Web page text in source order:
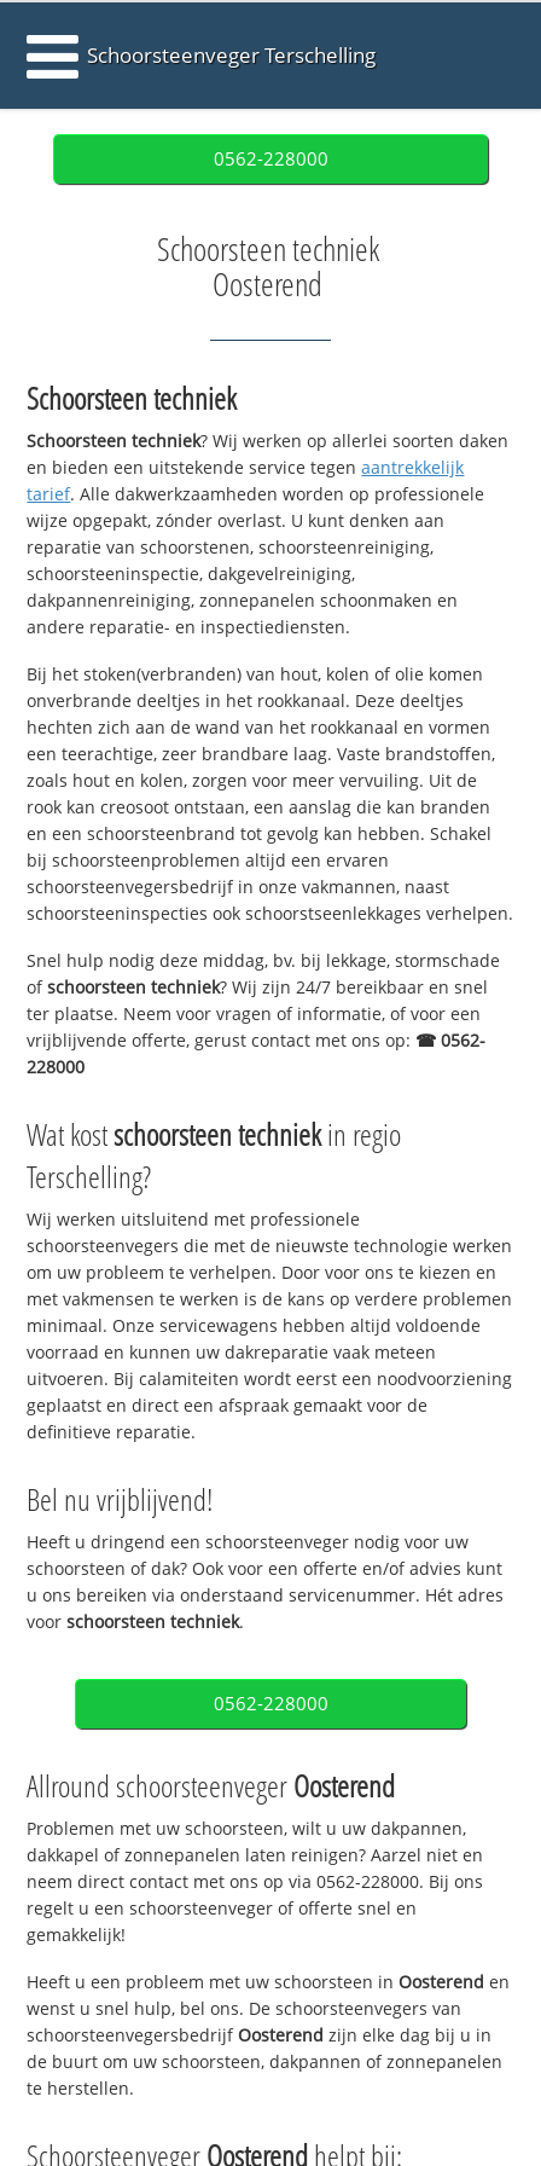
Schoorsteenveger Terschelling
0562-228000
Schoorsteen techniek
Oosterend
Schoorsteen techniek
Schoorsteen techniek? Wij werken op allerlei soorten daken
en bieden een uitstekende service tegenaantrekkelijk
tarief. Alle dakwerkzaamheden worden op professionele
wijze opgepakt, zónder overlast. U kunt denken aan
reparatie van schoorstenen, schoorsteenreiniging,
schoorsteeninspectie, dakgevelreiniging,
dakpannenreiniging, zonnepanelen schoonmaken en
andere reparatie- en inspectiediensten.
Bij het stoken(verbranden) van hout, kolen of olie komen
onverbrande deeltjes in het rookkanaal. Deze deeltjes
hechten zich aan de wand van het rookkanaal en vormen
een teerachtige, zeer brandbare laag. Vaste brandstoffen,
zoals hout en kolen, zorgen voor meer vervuiling. Uit de
rook kan creosoot ontstaan, een aanslag die kan branden
en een schoorsteenbrand tot gevolg kan hebben. Schakel
bij schoorsteenproblemen altijd een ervaren
schoorsteenvegersbedrijf in onze vakmannen, naast
schoorsteeninspecties ook schoorstseenlekkages verhelpen.
Snel hulp nodig deze middag, bv. bij lekkage, stormschade
ofschoorsteen techniek? Wij zijn 24/7 bereikbaar en snel
ter plaatse. Neem voor vragen of informatie, of voor een
vrijblijvende offerte, gerust contact met ons op: ☎ 0562-
228000
Wat kostschoorsteen techniekin regio
Terschelling?
Wij werken uitsluitend met professionele
schoorsteenvegers die met de nieuwste technologie werken
om uw probleem te verhelpen. Door voor ons te kiezen en
met vakmensen te werken is de kans op verdere problemen
minimaal. Onze servicewagens hebben altijd voldoende
voorraad en kunnen uw dakreparatie vaak meteen
uitvoeren. Bij calamiteiten wordt eerst een noodvoorziening
geplaatst en direct een afspraak gemaakt voor de
definitieve reparatie.
Bel nu vrijblijvend!
Heeft u dringend een schoorsteenveger nodig voor uw
schoorsteen of dak? Ook voor een offerte en/of advies kunt
u ons bereiken via onderstaand servicenummer. Hét adres
voorschoorsteen techniek.
0562-228000
Allround schoorsteenvegerOosterend
Problemen met uw schoorsteen, wilt u uw dakpannen,
dakkapel of zonnepanelen laten reinigen? Aarzel niet en
neem direct contact met ons op via 0562-228000. Bij ons
regelt u een schoorsteenveger of offerte snel en
gemakkelijk!
Heeft u een probleem met uw schoorsteen inOosterend en
wenst u snel hulp, bel ons. De schoorsteenvegers van
schoorsteenvegersbedrijfOosterend zijn elke dag bij u in
de buurt om uw schoorsteen, dakpannen of zonnepanelen
te herstellen.
SchoorsteenvegerOosterendhelpt bij: